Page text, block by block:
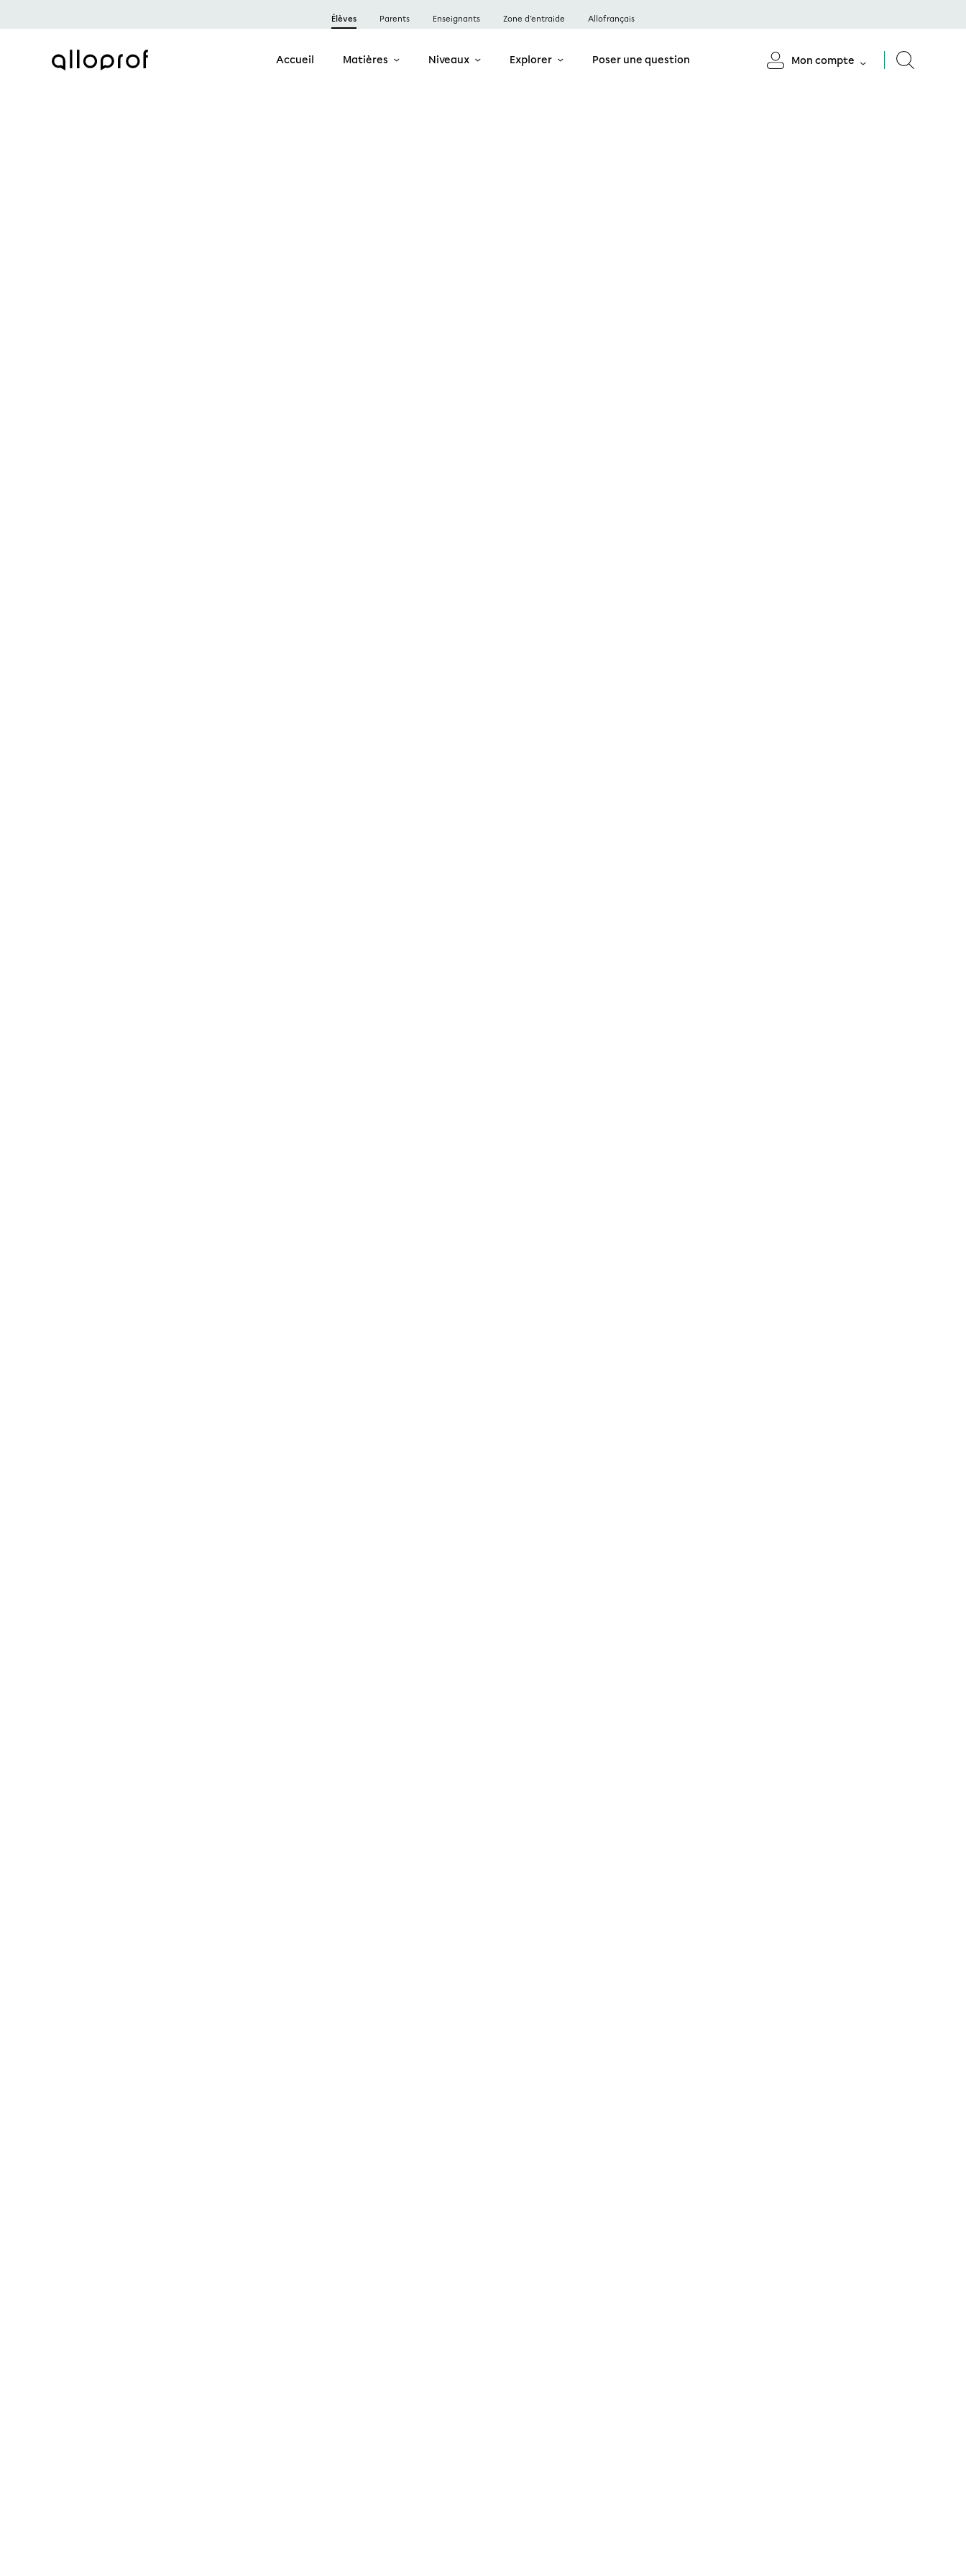
Élèves Parents Enseignants Zone d’entraide Allofrançais
Accueil Matières Niveaux Explorer Poser une question Mon compte